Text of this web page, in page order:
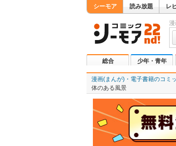
シーモア 読み放題 レ
漫
総合 少年・青年
漫画(まんが)・電子書籍のコミ
体のある風景